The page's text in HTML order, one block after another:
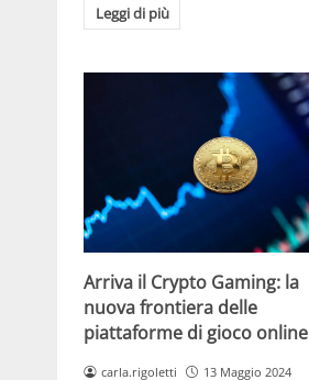
Leggi di più
Arriva il Crypto Gaming: la
nuova frontiera delle
piattaforme di gioco online
carla.rigoletti 13 Maggio 2024